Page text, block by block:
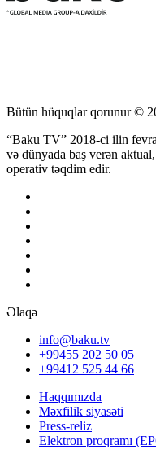
Bütün hüquqlar qorunur ©
“Baku TV” 2018-ci ilin
və dünyada baş verən
operativ təqdim edir.
Əlaqə
info@baku.tv
+99455 202 50 05
+99412 525 44 66
Haqqımızda
Məxfilik siyasəti
Press-reliz
Elektron proqramı